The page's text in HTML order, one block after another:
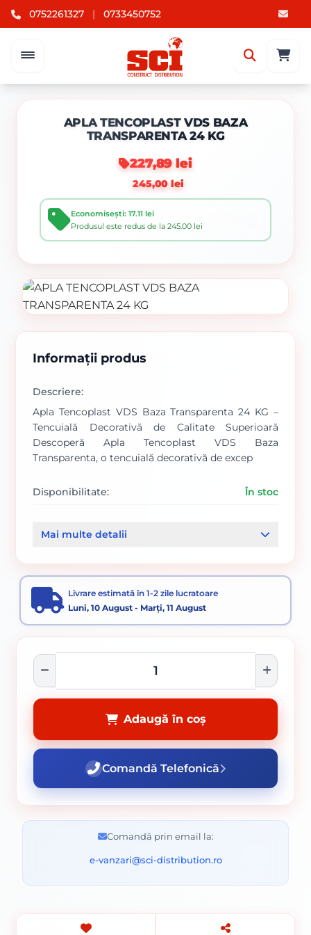
0752261327 | 0733450752
APLA TENCOPLAST VDS BAZA
TRANSPARENTA 24 KG
227,89 lei
245,00 lei
Economisești: 17.11 lei
Produsul este redus de la 245.00 lei
Informații produs
Descriere:
Apla Tencoplast VDS Baza Transparenta 24 KG –
Tencuială Decorativă de Calitate Superioară
Descoperă Apla Tencoplast VDS Baza
Transparenta, o tencuială decorativă de excep
Disponibilitate: În stoc
Mai multe detalii
Livrare estimată în 1-2 zile lucratoare
Luni, 10 August - Marți, 11 August
Adaugă în coș
Comandă Telefonică
Comandă prin email la:
e-vanzari@sci-distribution.ro